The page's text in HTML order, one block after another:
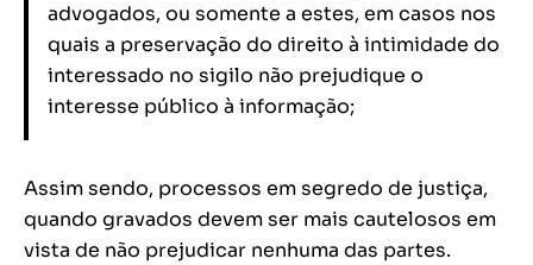
advogados, ou somente a estes, em casos nos
quais a preservação do direito à intimidade do
interessado no sigilo não prejudique o
interesse público à informação;
Assim sendo, processos em segredo de justiça,
quando gravados devem ser mais cautelosos em
vista de não prejudicar nenhuma das partes.